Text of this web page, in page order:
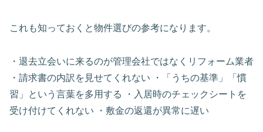
これも知っておくと物件選びの参考になります。
・退去立会いに来るのが管理会社ではなくリフォーム業者
・請求書の内訳を見せてくれない ・「うちの基準」「慣
習」という言葉を多用する ・入居時のチェックシートを
受け付けてくれない ・敷金の返還が異常に遅い